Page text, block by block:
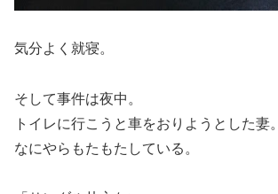
気分よく就寝。
そして事件は夜中。
トイレに行こうと車をおりようとした妻。
なにやらもたもたしている。